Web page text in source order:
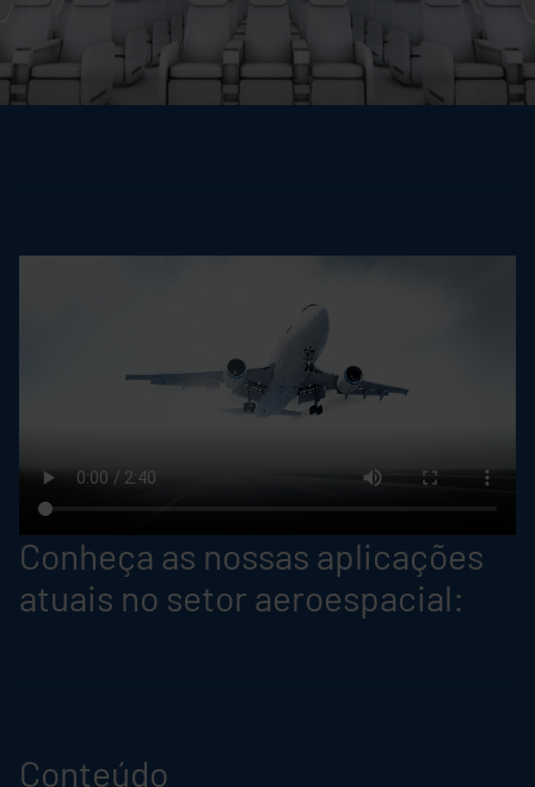
Conheça as nossas aplicações
atuais no setor aeroespacial:
Conteúdo